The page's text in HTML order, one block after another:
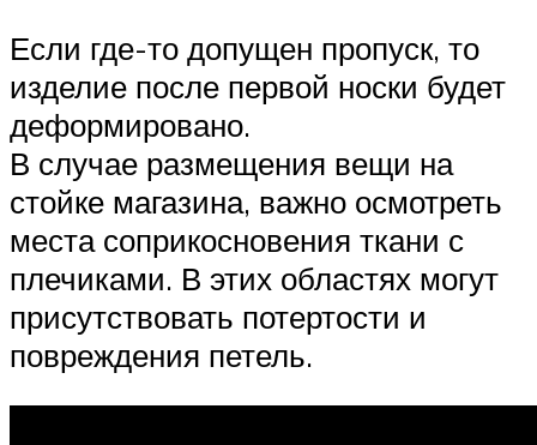
Если где-то допущен пропуск, то
изделие после первой носки будет
деформировано.
В случае размещения вещи на
стойке магазина, важно осмотреть
места соприкосновения ткани с
плечиками. В этих областях могут
присутствовать потертости и
повреждения петель.